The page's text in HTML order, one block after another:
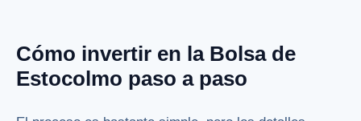
Cómo invertir en la Bolsa de
Estocolmo paso a paso